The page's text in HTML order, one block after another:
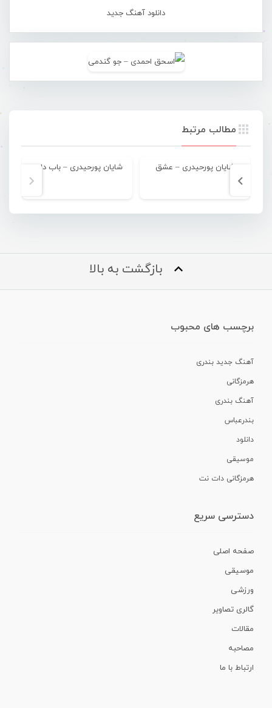
دانلود آهنگ جدید
مطالب مرتبط
شایان پورحیدری – عشق شایان پورحیدری – باب دلت
بازگشت به بالا
برچسب های محبوب
آهنگ جدید بندری
هرمزگانی
آهنگ بندری
بندرعباس
دانلود
موسیقی
هرمزگانی دات نت
دسترسی سریع
صفحه اصلی
موسیقی
ورزشی
گالری تصاویر
مقالات
مصاحبه
ارتباط با ما